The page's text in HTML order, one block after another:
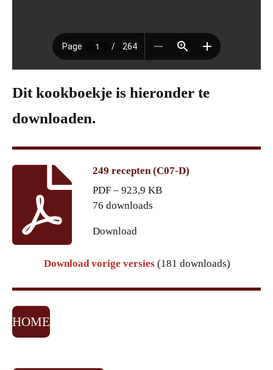
Dit kookboekje is hieronder te
downloaden.
249 recepten (C07-D)
PDF – 923,9 KB
76 downloads
Download
Download vorige versies (181 downloads)
HOME